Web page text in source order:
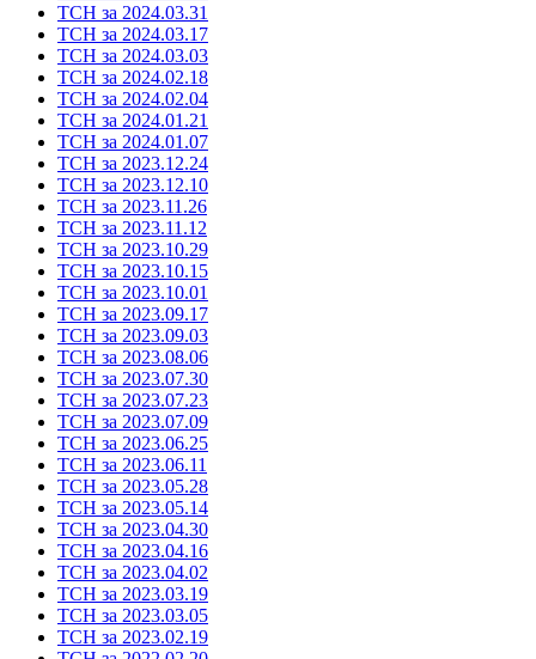
ТСН за 2024.03.31
ТСН за 2024.03.17
ТСН за 2024.03.03
ТСН за 2024.02.18
ТСН за 2024.02.04
ТСН за 2024.01.21
ТСН за 2024.01.07
ТСН за 2023.12.24
ТСН за 2023.12.10
ТСН за 2023.11.26
ТСН за 2023.11.12
ТСН за 2023.10.29
ТСН за 2023.10.15
ТСН за 2023.10.01
ТСН за 2023.09.17
ТСН за 2023.09.03
ТСН за 2023.08.06
ТСН за 2023.07.30
ТСН за 2023.07.23
ТСН за 2023.07.09
ТСН за 2023.06.25
ТСН за 2023.06.11
ТСН за 2023.05.28
ТСН за 2023.05.14
ТСН за 2023.04.30
ТСН за 2023.04.16
ТСН за 2023.04.02
ТСН за 2023.03.19
ТСН за 2023.03.05
ТСН за 2023.02.19